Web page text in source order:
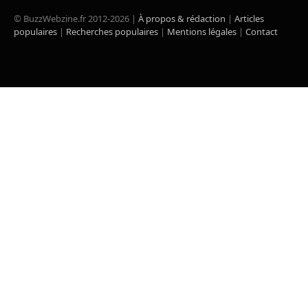
© BuzzWebzine.fr 2012-2026 | À propos & rédaction | Articles
populaires | Recherches populaires | Mentions légales | Contact